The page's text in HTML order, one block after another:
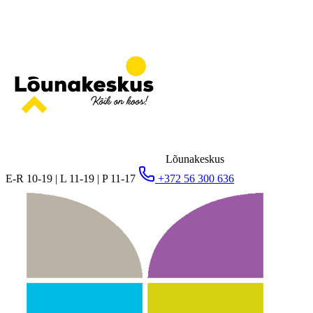
Lõunakeskus
E-R 10-19 | L 11-19 | P 11-17
+372 56 300 636